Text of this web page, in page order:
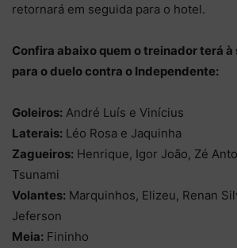
retornará em seguida para o hotel.
Confira abaixo quem o treinador terá à
para o duelo contra o Independente:
Goleiros: André Luís e Vinícius
Laterais: Léo Rosa e Jaquinha
Zagueiros: Henrique, Igor João, Zé
Tsunami
Volantes: Marquinhos, Elizeu, Renan
Jeferson
Meia: Fininho